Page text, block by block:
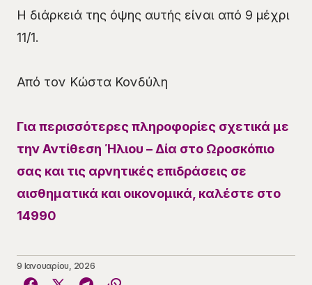
Η διάρκειά της όψης αυτής είναι από 9 μέχρι
11/1.
Από τον Κώστα Κονδύλη
Για περισσότερες πληροφορίες σχετικά με
την Αντίθεση Ήλιου – Δία στο Ωροσκόπιο
σας και τις αρνητικές επιδράσεις σε
αισθηματικά και οικονομικά, καλέστε στο
14990
9 Ιανουαρίου, 2026